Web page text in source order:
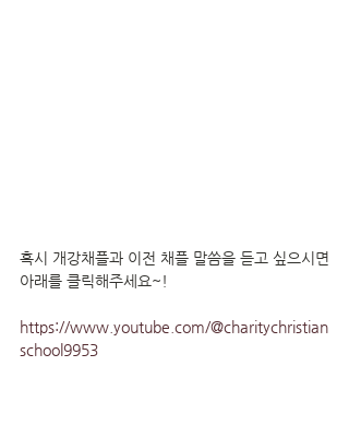
혹시 개강채플과 이전 채플 말씀을 듣고 싶으시면
아래를 클릭해주세요~!
https://www.youtube.com/@charitychristian
school9953